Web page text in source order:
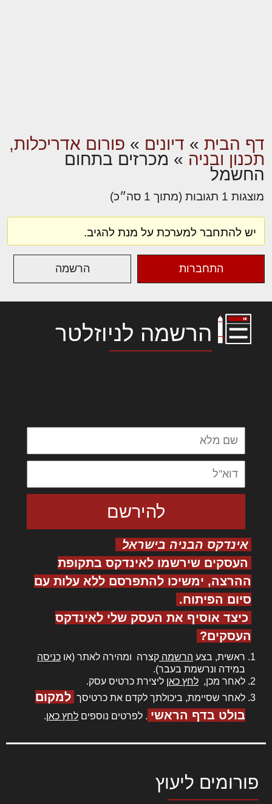
דף הבית » דיונים » פורום אדריכלות,
תכנון ובניה » מכרזים בתחום
החשמל
מוצגות 1 תגובות (מתוך 1 סה״כ)
יש להתחבר למערכת על מנת להגיב.
התחברות הרשמה
הרשמה לניוזלטר
אינדקס הבניה בישראל
העסקים שירשמו לאינדקס בתקופת
ההרצה, ימשיכו להתפרסם ללא עלות עם
סיום הפיתוח.
כיצד אוסיף את העסק שלי לאינדקס
העסקים?
ראשית, בצע הרשמה קצרה ומהירה לאתר (או כניסה
במידה ונרשמת בעבר).
לאחר מכן, לחץ כאן ליצירת כרטיס עסק.
לאחר שסיימת, ביכולתך לקדם את כרטיסך למקום
בולט בדף הראשי . לפרטים נוספים לחץ כאן.
פורומים ליעוץ